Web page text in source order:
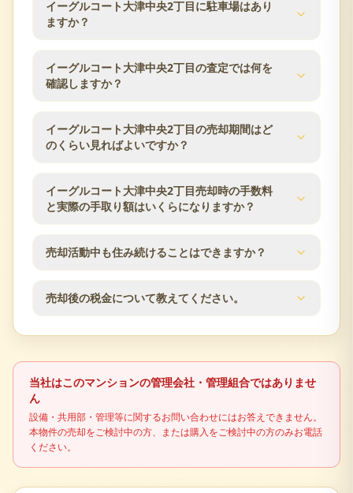
マンション売却時の検討条件としてよく確認される
項目です。
校学区です。学区は自治体の区域変更により変わる
などでご確認ください。
イーグルコート大津中央2丁目に駐車場はあり
ますか？
イーグルコート大津中央2丁目の駐車場数は分譲時の
公表値で4台です。空き状況や月額使用料は時期によ
会社の最新情報を確認します。
イーグルコート大津中央2丁目の査定では何を
確認しますか？
イーグルコート大津中央2丁目の査定では、築年数、
階数、方位、専有面積、間取り、室内状態、管理状
市エリアの市場動向も踏まえ、売却方針をご提案し
ます。
イーグルコート大津中央2丁目の売却期間はど
のくらい見ればよいですか？
売却期間は販売価格、住戸条件、市場状況、内覧対
応のしやすさによって変わります。査定時に近隣の
の目安をご案内します。
イーグルコート大津中央2丁目売却時の手数料
と実際の手取り額はいくらになりますか？
仲介手数料は成約価格の3％+6万円（税別）が上限で
す。登記費用、住宅ローン残債、譲渡所得税の可能
性なども含め、査定時に概算の手取り額を確認でき
ます。
売却活動中も住み続けることはできますか？
はい、居住しながらの売却活動が可能です。見学希
望者との日程調整など、ご都合に合わせて柔軟に対
売却後の税金について教えてください。
不動産売却時には譲渡所得税が発生する場合があり
士などの専門家に確認してください。
当社はこのマンションの管理会社・管理組合ではありませ
ん
設備・共用部・管理等に関するお問い合わせにはお答えできません。
本物件の売却をご検討中の方、または購入をご検討中の方のみお電話
ください。